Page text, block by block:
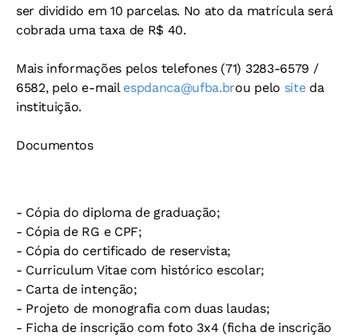
ser dividido em 10 parcelas. No ato da matrícula será
cobrada uma taxa de R$ 40.
Mais informações pelos telefones (71) 3283-6579 /
6582, pelo e-mail espdanca@ufba.brou pelo siteda
instituição.
Documentos
- Cópia do diploma de graduação;
- Cópia de RG e CPF;
- Cópia do certificado de reservista;
- Curriculum Vitae com histórico escolar;
- Carta de intenção;
- Projeto de monografia com duas laudas;
- Ficha de inscrição com foto 3x4 (ficha de inscrição